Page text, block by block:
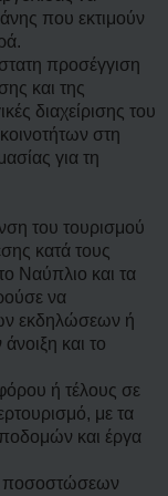
που εκτιμούν
προσέγγιση
και της
διαχείρισης του
στη
για τη
του τουρισμού
κατά τους
Ναύπλιο και τα
να
εκδηλώσεων ή
και το
ή τέλους σε
με τα
και έργα
ποσοστώσεων